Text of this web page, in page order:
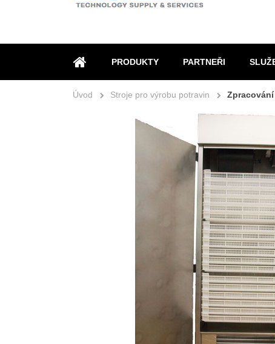
ÚVOD
PRODUKTY PARTNEŘI
Úvod Stroje pro výrobu potravin